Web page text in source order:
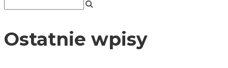
Ostatnie wpisy